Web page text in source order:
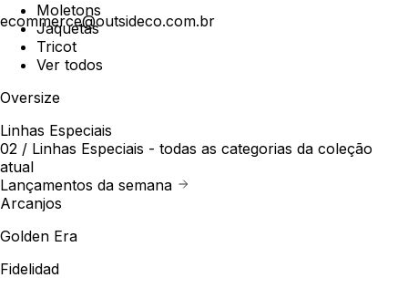
ecommerce@outsideco.com.br
Moletons
Jaquetas
Tricot
Ver todos
Oversize
Linhas Especiais
02 / Linhas Especiais - todas as categorias da coleção
atual
Lançamentos da semana
Arcanjos
Golden Era
Fidelidad